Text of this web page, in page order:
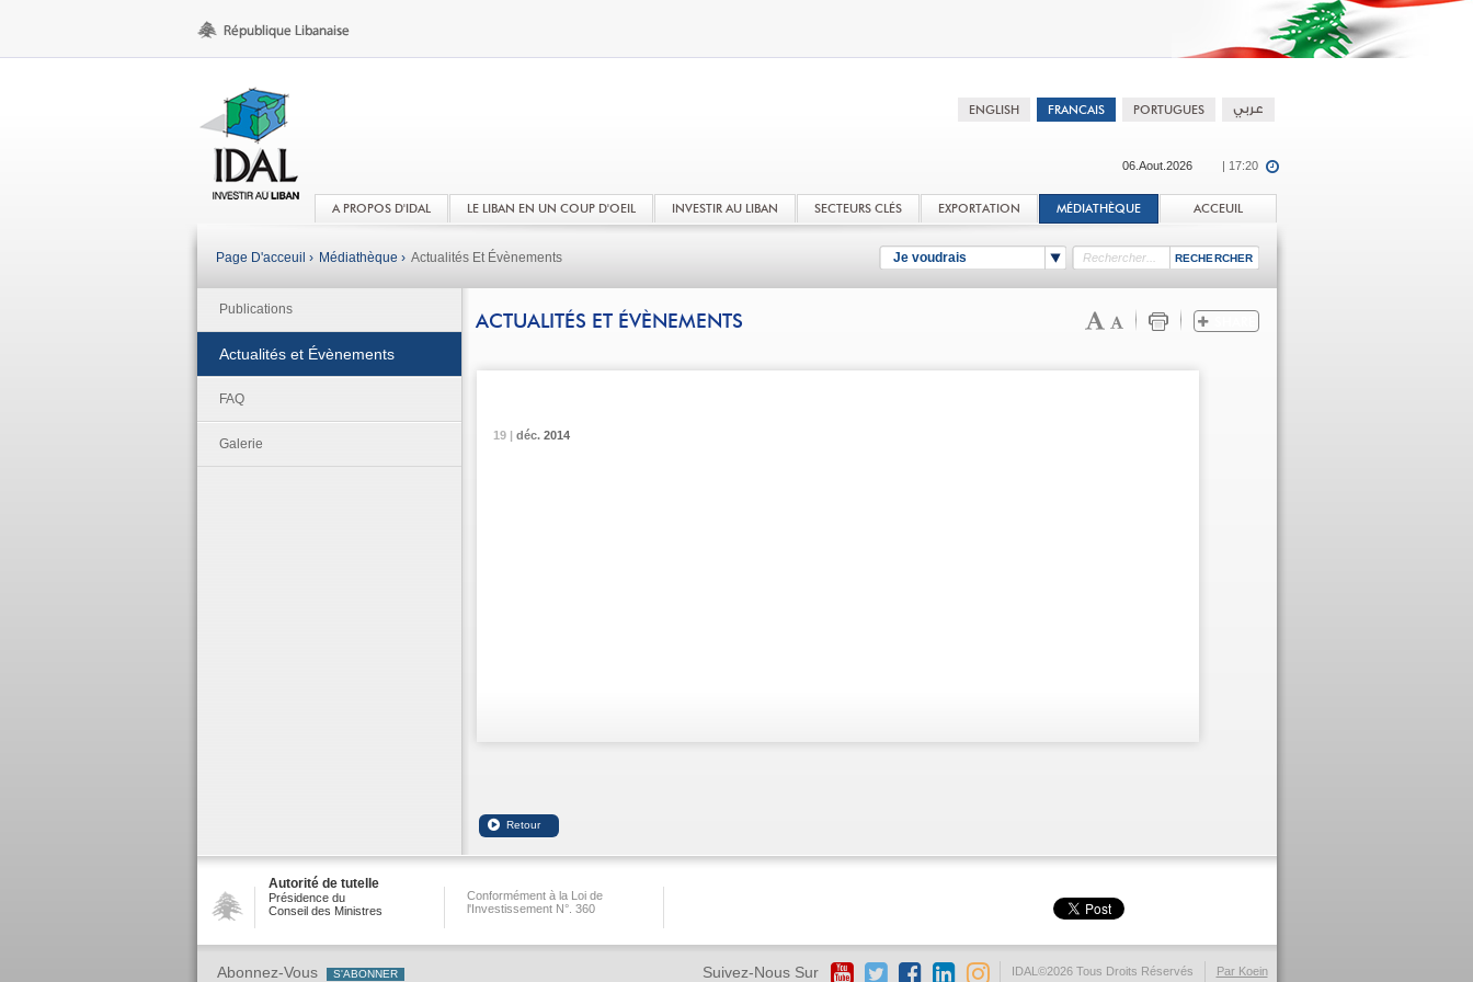
06.Aout.2026 | 17:20
A PROPOS D'IDAL LE LIBAN EN UN COUP D'OEIL INVESTIR AU LIBAN SECTEURS CLÉS EXPORTATION MÉDIATHÈQUE ACCEUIL
Je voudrais
Page D'acceuil › Médiathèque › Actualités Et Évènements
Publications
Actualités et Évènements
FAQ
Galerie
ACTUALITÉS ET ÉVÈNEMENTS
19 | déc.2014
19 | déc.2014
19 | déc.2014
Autorité de tutelle
Présidence du
Conseil des Ministres
Conformément à la Loi de
l'Investissement N°. 360
Par Koein
IDAL©2026 Tous Droits Réservés
Abonnez-Vous Suivez-Nous Sur